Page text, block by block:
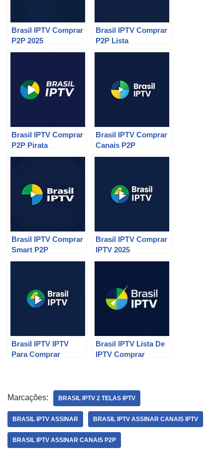
Brasil IPTV Comprar
P2P 2025
Brasil IPTV Comprar
P2P Lista
Brasil IPTV Comprar
P2P Pirata
Brasil IPTV Comprar
Canais P2P
Brasil IPTV Comprar
Smart P2P
Brasil IPTV Comprar
IPTV 2025
Brasil IPTV IPTV
Para Comprar
Brasil IPTV Lista De
IPTV Comprar
Marcações: BRASIL IPTV 2 TELAS IPTV
BRASIL IPTV ASSINAR BRASIL IPTV ASSINAR CANAIS IPTV
BRASIL IPTV ASSINAR CANAIS P2P